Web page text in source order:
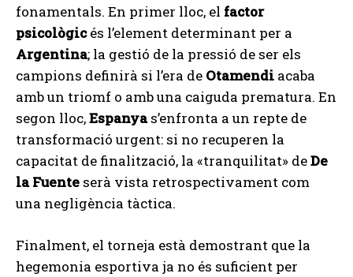
fonamentals. En primer lloc, el factor
psicològicés l’element determinant per a
Argentina; la gestió de la pressió de ser els
campions definirà si l’era de Otamendi acaba
amb un triomf o amb una caiguda prematura. En
segon lloc,Espanyas’enfronta a un repte de
transformació urgent: si no recuperen la
capacitat de finalització, la «tranquilitat» deDe
la Fuente serà vista retrospectivament com
una negligència tàctica.
Finalment, el torneja està demostrant que la
hegemonia esportiva ja no és suficient per